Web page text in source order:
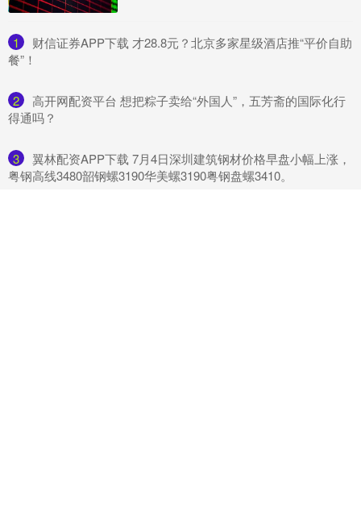
1
​财信证券APP下载 才28.8元？北京多家星级酒店推“平价自助
餐”！
2
​高开网配资平台 想把粽子卖给“外国人”，五芳斋的国际化行
得通吗？
3
​翼林配资APP下载 7月4日深圳建筑钢材价格早盘小幅上涨，
粤钢高线3480韶钢螺3190华美螺3190粤钢盘螺3410。